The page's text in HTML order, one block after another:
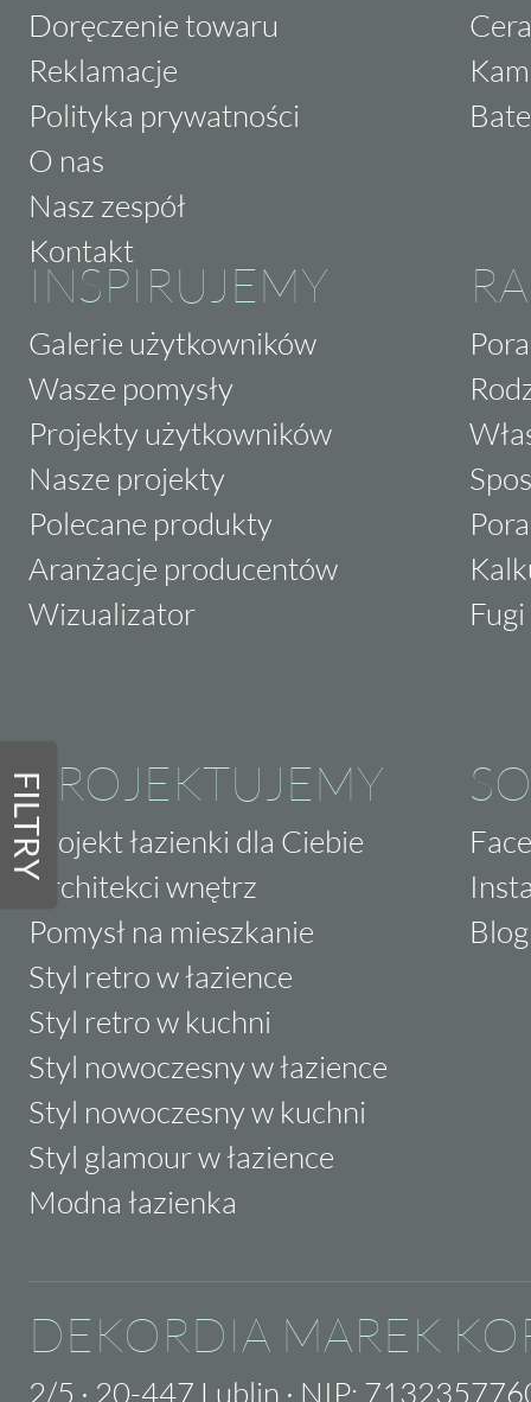
FILTRY
Doręczenie towaru
Reklamacje
Polityka prywatności
O nas
Nasz zespół
Kontakt
INSPIRUJEMY
Galerie użytkowników
Wasze pomysły
Projekty użytkowników
Nasze projekty
Polecane produkty
Aranżacje producentów
Wizualizator
PROJEKTUJEMY
Projekt łazienki dla Ciebie
Architekci wnętrz
Pomysł na mieszkanie
Styl retro w łazience
Styl retro w kuchni
Styl nowoczesny w łazience
Styl nowoczesny w kuchni
Styl glamour w łazience
Modna łazienka
Blog
DEKORDIA MAREK
2/5 · 20-447 Lublin · NIP: